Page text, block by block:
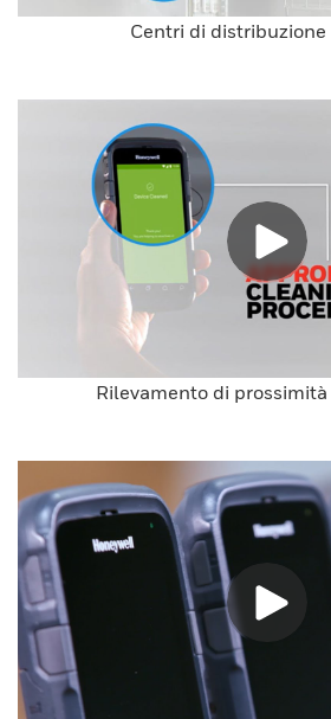
Centri di distribuzione
Rilevamento di